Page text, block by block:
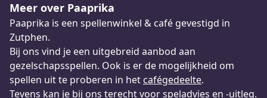
Meer over Paaprika
Paaprika is een spellenwinkel & café gevestigd in
Zutphen.
Bij ons vind je een uitgebreid aanbod aan
gezelschapsspellen. Ook is er de mogelijkheid om
spellen uit te proberen in het cafégedeelte.
Tevens kan je bij ons terecht voor speladvies en -uitleg.